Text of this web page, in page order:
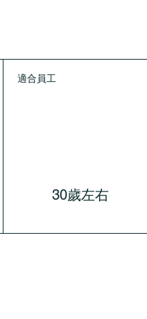
適合員工
30歲左右